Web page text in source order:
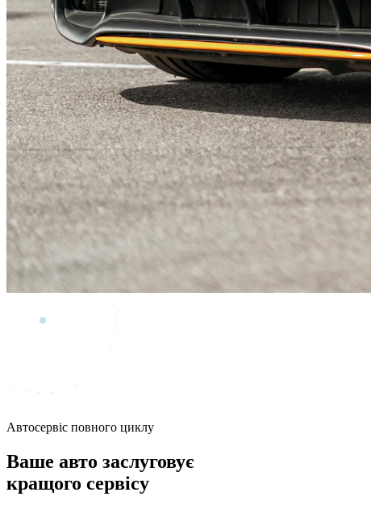
Автосервіс повного циклу
Ваше авто заслуговує
кращого сервісу